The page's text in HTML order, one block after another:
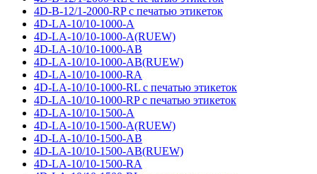
4D-B-12/1-2000-RP с печатью этикеток
4D-LA-10/10-1000-A
4D-LA-10/10-1000-A(RUEW)
4D-LA-10/10-1000-AB
4D-LA-10/10-1000-AB(RUEW)
4D-LA-10/10-1000-RA
4D-LA-10/10-1000-RL с печатью этикеток
4D-LA-10/10-1000-RP с печатью этикеток
4D-LA-10/10-1500-A
4D-LA-10/10-1500-A(RUEW)
4D-LA-10/10-1500-AB
4D-LA-10/10-1500-AB(RUEW)
4D-LA-10/10-1500-RA